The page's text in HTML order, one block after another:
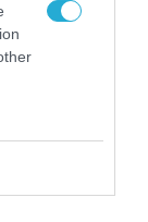
Αρκά για
της